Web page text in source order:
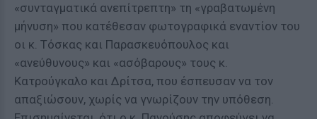
«συνταγματικά ανεπίτρεπτη» τη «γραβατωμένη
μήνυση» που κατέθεσαν φωτογραφικά εναντίον του
οι κ. Τόσκας και Παρασκευόπουλος και
«ανεύθυνους» και «ασόβαρους» τους κ.
Κατρούγκαλο και Δρίτσα, που έσπευσαν να τον
απαξιώσουν, χωρίς να γνωρίζουν την υπόθεση.